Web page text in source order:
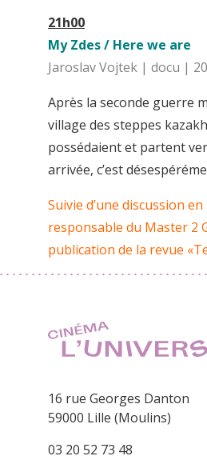
21h00
My Zdes / Here we are
Jaroslav Vojtek | docu |
Après la seconde guerre
village des steppes
possédaient et partent
arrivée, c’est
Suivie d’une discussion
responsable du Master 2
publication de la revue
16 rue Georges Danton
59000 Lille (Moulins)
03 20 52 73 48